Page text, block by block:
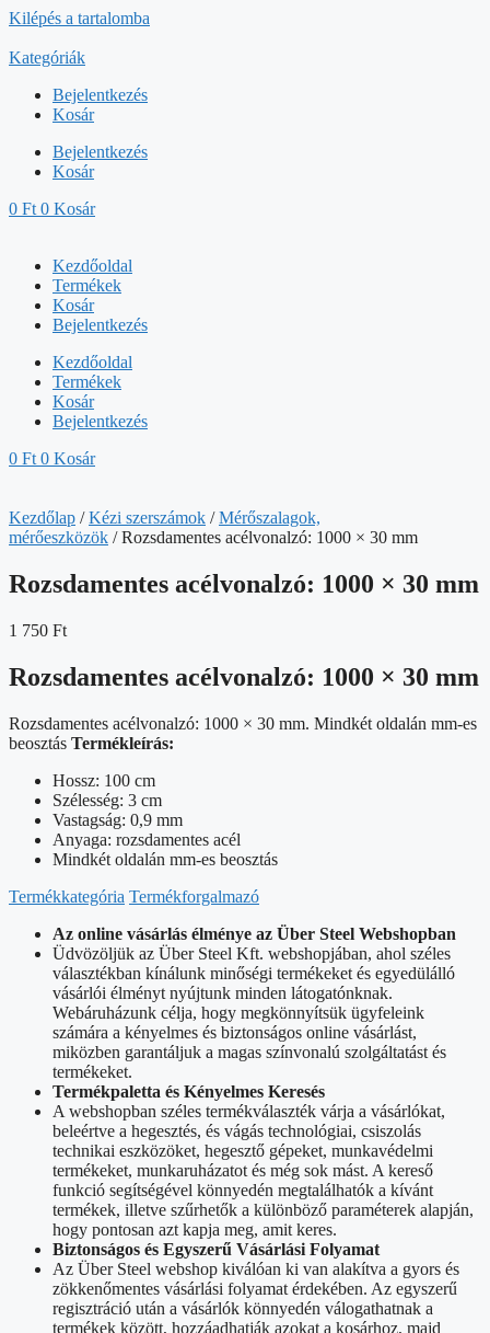
Kilépés a tartalomba
Kategóriák
Bejelentkezés
Kosár
Bejelentkezés
Kosár
0 Ft 0 Kosár
Kezdőoldal
Termékek
Kosár
Bejelentkezés
Kezdőoldal
Termékek
Kosár
Bejelentkezés
0 Ft 0 Kosár
Kezdőlap /Kézi szerszámok /Mérőszalagok,
mérőeszközök / Rozsdamentes acélvonalzó: 1000 × 30 mm
Rozsdamentes acélvonalzó: 1000 × 30 mm
1 750 Ft
Rozsdamentes acélvonalzó: 1000 × 30 mm
Rozsdamentes acélvonalzó: 1000 × 30 mm. Mindkét oldalán mm-es
beosztás Termékleírás:
Hossz: 100 cm
Szélesség: 3 cm
Vastagság: 0,9 mm
Anyaga: rozsdamentes acél
Mindkét oldalán mm-es beosztás
Termékkategória Termékforgalmazó
Az online vásárlás élménye az Über Steel Webshopban
Üdvözöljük az Über Steel Kft. webshopjában, ahol széles
választékban kínálunk minőségi termékeket és egyedülálló
vásárlói élményt nyújtunk minden látogatónknak.
Webáruházunk célja, hogy megkönnyítsük ügyfeleink
számára a kényelmes és biztonságos online vásárlást,
miközben garantáljuk a magas színvonalú szolgáltatást és
termékeket.
Termékpaletta és Kényelmes Keresés
A webshopban széles termékválaszték várja a vásárlókat,
beleértve a hegesztés, és vágás technológiai, csiszolás
technikai eszközöket, hegesztő gépeket, munkavédelmi
termékeket, munkaruházatot és még sok mást. A kereső
funkció segítségével könnyedén megtalálhatók a kívánt
termékek, illetve szűrhetők a különböző paraméterek alapján,
hogy pontosan azt kapja meg, amit keres.
Biztonságos és Egyszerű Vásárlási Folyamat
Az Über Steel webshop kiválóan ki van alakítva a gyors és
zökkenőmentes vásárlási folyamat érdekében. Az egyszerű
regisztráció után a vásárlók könnyedén válogathatnak a
termékek között, hozzáadhatják azokat a kosárhoz, majd